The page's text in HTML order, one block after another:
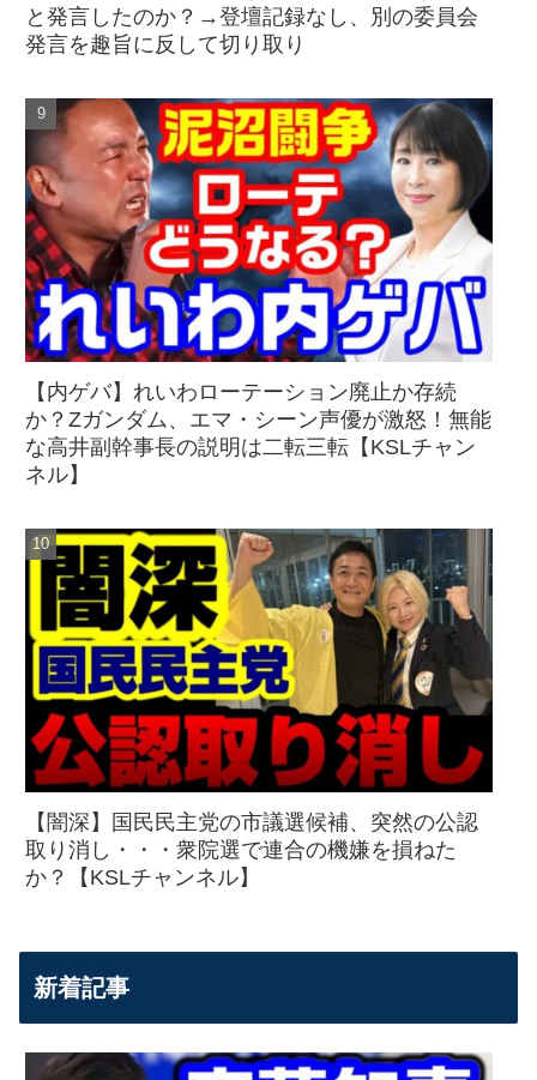
と発言したのか？→登壇記録なし、別の委員会
発言を趣旨に反して切り取り
【内ゲバ】れいわローテーション廃止か存続
か？Zガンダム、エマ・シーン声優が激怒！無能
な高井副幹事長の説明は二転三転【KSLチャン
ネル】
【闇深】国民民主党の市議選候補、突然の公認
取り消し・・・衆院選で連合の機嫌を損ねた
か？【KSLチャンネル】
新着記事